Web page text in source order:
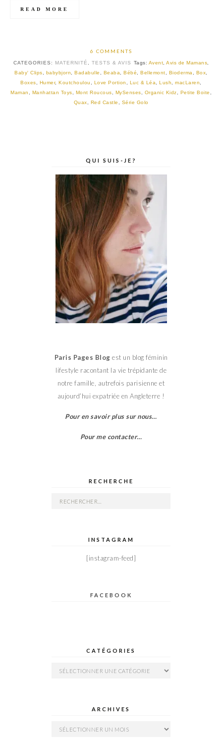
READ MORE
6 COMMENTS
CATEGORIES: MATERNITÉ TESTS & AVIS Tags: Avent Avis de Mamans
Baby' Clips
babybjorn ,Badabulle Beaba ,Bébé ,Bellemont Bioderma Box
Boxes
Humer,Koutchoulou Love Portion Luc & Léa ,Lush ,macLaren
Maman
Manhattan Toys Mont Roucous MySenses Organic Kidz Petite Boite
Quax
Red Castle Série Golo
QUI SUIS-JE?
Paris Pages Blog est un blog féminin
lifestyle racontant la vie trépidante de
notre famille, autrefois parisienne et
aujourd’hui expatriée en Angleterre !
Pour en savoir plus sur nous…
Pour me contacter…
RECHERCHE
Rechercher :
INSTAGRAM
[instagram-feed]
FACEBOOK
CATÉGORIES
Catégories
ARCHIVES
Archives